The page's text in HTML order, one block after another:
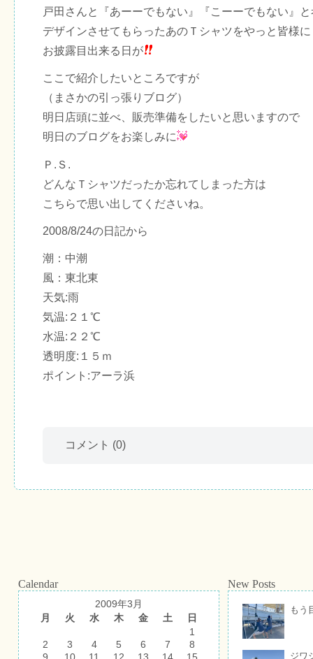
戸田さんと『あーーでもない』『こーーでもない』
デザインさせてもらったあのＴシャツをやっと皆様に
お披露目出来る日が
ここで紹介したいところですが
（まさかの引っ張りブログ）
明日店頭に並べ、販売準備をしたいと思いますので
明日のブログをお楽しみに
Ｐ.Ｓ.
どんなＴシャツだったか忘れてしまった方は
こちらで思い出してくださいね。
2008/8/24の日記から
潮：中潮
風：東北東
天気:雨
気温:２１℃
水温:２２℃
透明度:１５ｍ
ポイント:アーラ浜
コメント (0)
Calendar
2009年3月
月
火 水 木 金 土
日
1
2
3 4 5 6 7
8
New Posts
もう
ジワ